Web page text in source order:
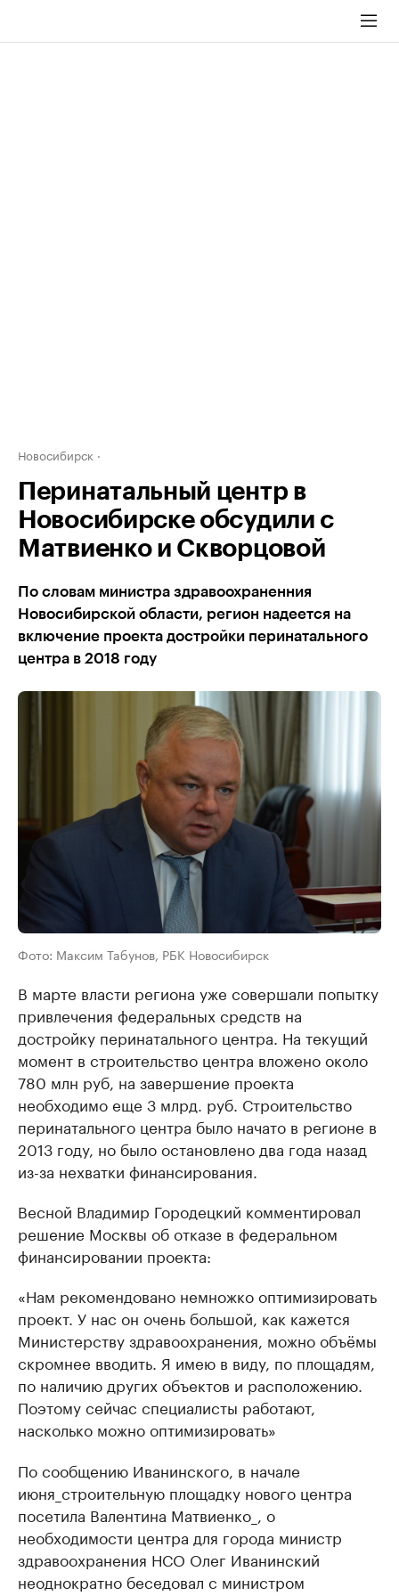
Новосибирск
Перинатальный центр в
Новосибирске обсудили с
Матвиенко и Скворцовой
По словам министра здравоохраненния
Новосибирской области, регион надеется на
включение проекта достройки перинатального
центра в 2018 году
Фото: Максим Табунов, РБК Новосибирск
В марте власти региона уже совершали попытку
привлечения федеральных средств на
достройку перинатального центра. На текущий
момент в строительство центра вложено около
780 млн руб, на завершение проекта
необходимо еще 3 млрд. руб. Строительство
перинатального центра было начато в регионе в
2013 году, но было остановлено два года назад
из-за нехватки финансирования.
Весной Владимир Городецкий комментировал
решение Москвы об отказе в федеральном
финансировании проекта:
«Нам рекомендовано немножко оптимизировать
проект. У нас он очень большой, как кажется
Министерству здравоохранения, можно объёмы
скромнее вводить. Я имею в виду, по площадям,
по наличию других объектов и расположению.
Поэтому сейчас специалисты работают,
насколько можно оптимизировать»
По сообщению Иванинского, в начале
июня_строительную площадку нового центра
посетила Валентина Матвиенко_, о
необходимости центра для города министр
здравоохранения НСО Олег Иванинский
неоднократно беседовал с министром